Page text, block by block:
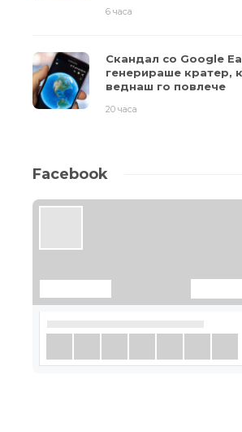
6 часа
Скандал со Google
генерираше кратер,
веднаш го повлече
20 часа
Facebook